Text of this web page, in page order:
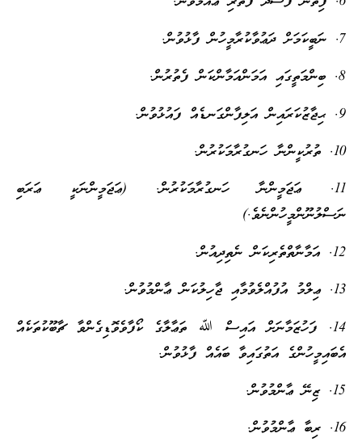
7. ނަބީކަމަށް ދަޢުވާކުރާމީހުން ފާޅުވުން.
8. ބިންމަތީގައި އަމަންއަމާންކަން ފެތުރުން.
9. ޙިޖާޒުކަރައިން އަލިފާންގަނޑެއް ފައުޅުވުން.
10. ތުރުކީންނާ ހަނގުރާމަކުރުން.
11. ޢަޖަމީންނާ ހަނގުރާމަކުރުން. (ޢަޖަމީންނަކީ ޢަރަބި
ނަސްލުނޫންމީހުންނެވެ.)
12. އަމާނާތްތެރިކަން ނެތިދިއުން.
13. ޢިލްމު އުފުއްލެވުމާއި ޖާހިލުކަން ޢާންމުވުން.
14. ފަހުޒަމާނަށް އައިސް ﷲ ތަޢާލާގެ ކޯފާވެވޮޑިގެންވާ ޗާބޫކުތަކެއް
އެބައިމީހުންގެ އަތުގައިވާ ބައެއް ފާޅުވުން.
15. ޒިނޭ ޢާންމުވުން.
16. ރިބާ ޢާންމުވުން.